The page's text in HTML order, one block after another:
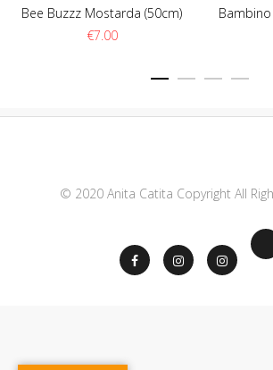
Bee Buzzz Mostarda (50cm)
€7.00
Bambino
© 2020 Anita Catita Copyright All